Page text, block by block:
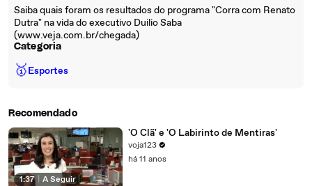
Saiba quais foram os resultados do programa "Corra com Renato
Dutra" na vida do executivo Duilio Saba
(www.veja.com.br/chegada)
Categoria
🥇Esportes
Recomendado
1:37 A Seguir
'O Clã' e 'O Labirinto de Mentiras'
voja123
há 11 anos